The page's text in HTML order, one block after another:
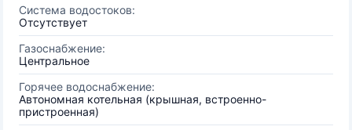
Система водостоков:
Отсутствует
Газоснабжение:
Центральное
Горячее водоснабжение:
Автономная котельная (крышная, встроенно-
пристроенная)